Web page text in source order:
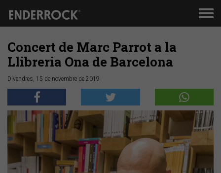
Concert de Marc Parrot a la
Llibreria Ona de Barcelona
Divendres, 15 de novembre de 2019
Anterior